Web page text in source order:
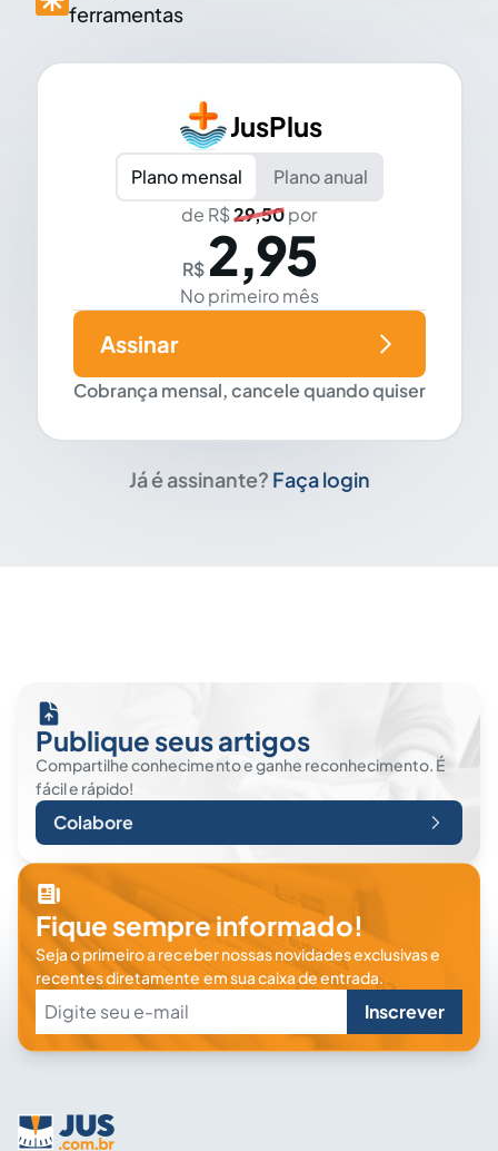
ferramentas
JusPlus
Plano mensal
Plano anual
de R$29,50por
R$ 2,95
No primeiro mês
Cobrança mensal, cancele quando quiser
Assinar
Já é assinante? Faça login
Publique seus artigos
Compartilhe conhecimento e ganhe reconhecimento. É
fácil e rápido!
Colabore
Fique sempre informado!
Seja o primeiro a receber nossas novidades exclusivas e
recentes diretamente em sua caixa de entrada.
Inscrever